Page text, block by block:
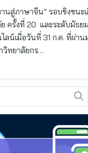
นสู่ภาษาจีน” รอบชิงชนะเ
ครั้งที่ 20 และระดับมัธย
ลน์เมื่อวันที่ 31 ก.ค. ที่ผ่าน
ทยาลัยกร…